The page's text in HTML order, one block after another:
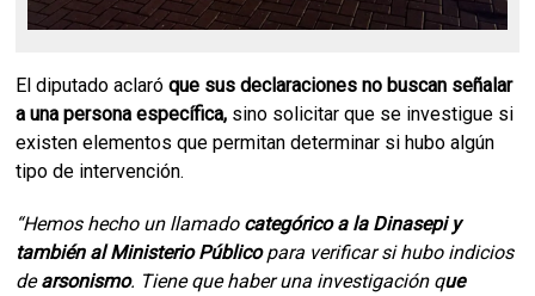
El diputado aclaróque sus declaraciones no buscan señalar
a una persona específica, sino solicitar que se investigue si
existen elementos que permitan determinar si hubo algún
tipo de intervención.
“Hemos hecho un llamadocategórico a la Dinasepi y
también al Ministerio Públicopara verificar si hubo indicios
dearsonismo. Tiene que haber una investigación que